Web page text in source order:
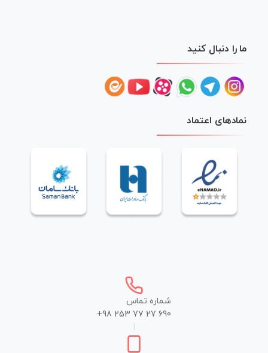
ما را دنبال کنید
نمادهای اعتماد
شماره تماس
+98 253 77 27 690